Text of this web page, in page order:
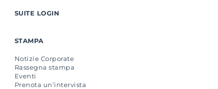
SUITE LOGIN
STAMPA
Notizie Corporate
Rassegna stampa
Eventi
Prenota un’intervista